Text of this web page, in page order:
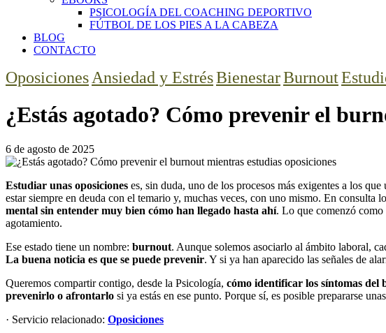
PSICOLOGÍA DEL COACHING DEPORTIVO
FÚTBOL DE LOS PIES A LA CABEZA
BLOG
CONTACTO
facebook-
1
twitter-
x
instagram
Oposiciones Ansiedad y EstrésBienestarBurnout
¿Estás agotado? Cómo prevenir el
6 de agosto de 2025
Estudiar unas oposiciones es, sin duda, uno de los procesos más exigentes a los
estar siempre en deuda con el temario y, muchas veces, con uno mismo. En consulta
mental sin entender muy bien cómo han llegado hasta ahí. Lo que comenzó como
agotamiento.
Ese estado tiene un nombre: burnout. Aunque solemos asociarlo al ámbito laboral,
La buena noticia es que se puede prevenir. Y si ya han aparecido las señales de
Queremos compartir contigo, desde la Psicología, cómo identificar los síntomas del
prevenirlo o afrontarlo si ya estás en ese punto. Porque sí, es posible prepararse
· Servicio relacionado: Oposiciones